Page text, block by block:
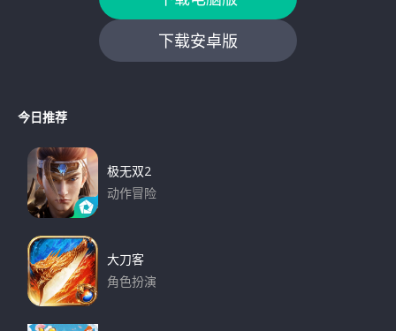
下载安卓版
今日推荐
极无双2
动作冒险
大刀客
角色扮演